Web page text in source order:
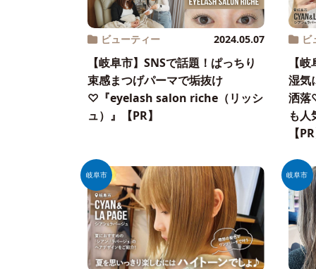
ビューティー 2024.05.07
【岐阜市】SNSで話題！ぱっちり
束感まつげパーマで垢抜け
♡『eyelash salon riche（リッシ
ュ）』【PR】
ビ
【
湿気
洒落
も人
【PR
岐阜市 岐阜市